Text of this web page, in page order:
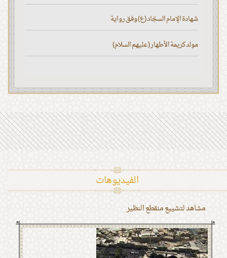
شهادة الإمام السجّاد (ع) وفق رواية
مولد كريمة الأطهار (عليهم السلام)
الفیدیوهات
مشاهد لتشييع منقطع النظير